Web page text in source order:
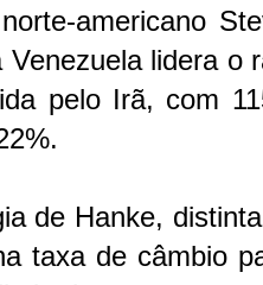
americano
Venezuela lidera o
pelo Irã, com
de Hanke,
taxa de câmbio